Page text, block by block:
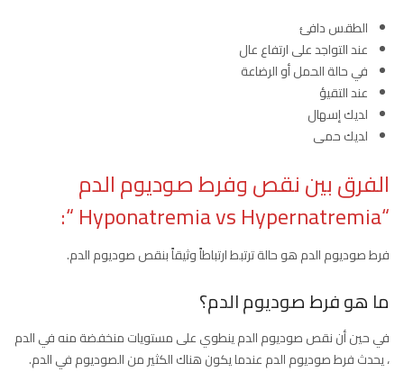
الطقس دافئ
عند التواجد على ارتفاع عال
في حالة الحمل أو الرضاعة
عند التقيؤ
لديك إسهال
لديك حمى
الفرق بين نقص وفرط صوديوم الدم
“Hyponatremia vs Hypernatremia “:
فرط صوديوم الدم هو حالة ترتبط ارتباطاً وثيقاً بنقص صوديوم الدم.
ما هو فرط صوديوم الدم؟
في حين أن نقص صوديوم الدم ينطوي على مستويات منخفضة منه في الدم
، يحدث فرط صوديوم الدم عندما يكون هناك الكثير من الصوديوم في الدم.